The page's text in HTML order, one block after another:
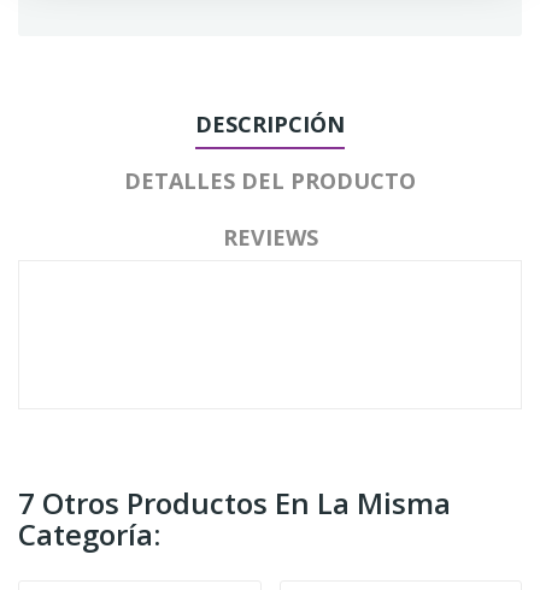
DESCRIPCIÓN
DETALLES DEL PRODUCTO
REVIEWS
7 Otros Productos En La Misma
Categoría: